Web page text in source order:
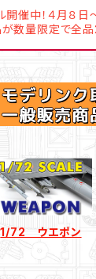
催中！４月８日
数量限定で全品
1/72 ウエポン